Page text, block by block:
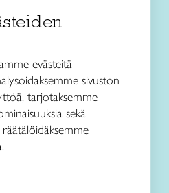
evästeitä
sivuston
tarjotaksemme
sekä